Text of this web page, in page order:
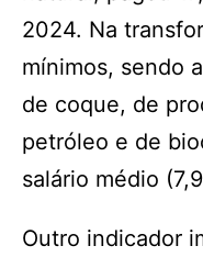
2024. Na
mínimos, sendo
de coque, de
petróleo e de
salário médio
Outro indicador